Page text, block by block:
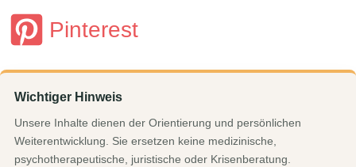
Pinterest
Wichtiger Hinweis
Unsere Inhalte dienen der Orientierung und persönlichen
Weiterentwicklung. Sie ersetzen keine medizinische,
psychotherapeutische, juristische oder Krisenberatung.